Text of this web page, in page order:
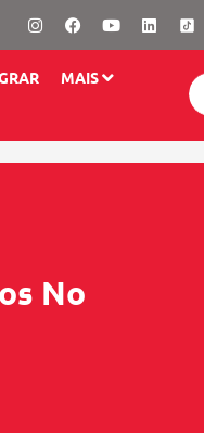
InstagramFacebook
YoutubeLinkedin
MAIS
No